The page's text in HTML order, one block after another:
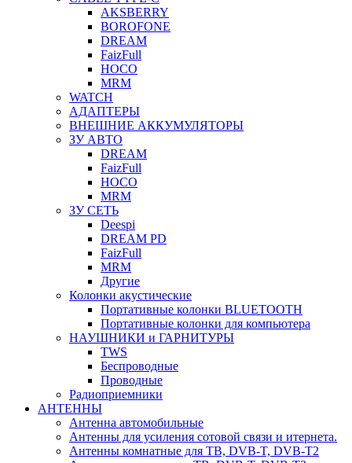
AKSBERRY
BOROFONE
DREAM
FaizFull
HOCO
MRM
WATCH
АДАПТЕРЫ
ВНЕШНИЕ АККУМУЛЯТОРЫ
ЗУ АВТО
DREAM
FaizFull
HOCO
MRM
ЗУ СЕТЬ
Deespi
DREAM PD
FaizFull
MRM
Другие
Колонки акустические
Портативные колонки BLUETOOTH
Портативные колонки для компьютера
НАУШНИКИ и ГАРНИТУРЫ
TWS
Беспроводные
Проводные
Радиоприемники
АНТЕННЫ
Антенна автомобильные
Антенны для усиления сотовой связи и итернета.
Антенны комнатные для ТВ, DVB-T, DVB-T2